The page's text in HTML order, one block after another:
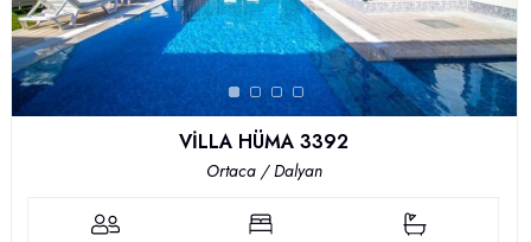
VİLLA HÜMA 3392
Ortaca / Dalyan